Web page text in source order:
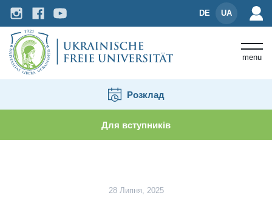
DE UA
menu
Розклад
Для вступників
Відбулася публічна лекція
28 Липня, 2025